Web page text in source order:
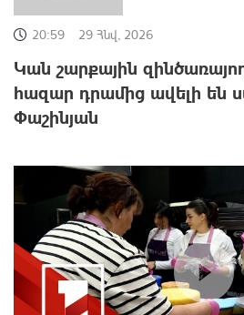
20:59 29 Հնվ, 2026
Կան շարքային
հազար դրամից ավելի են
Փաշինյան